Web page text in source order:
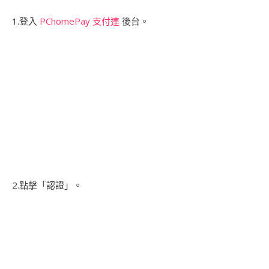
1.登入 PChomePay 支付連 後台。
2.點擊「認證」。